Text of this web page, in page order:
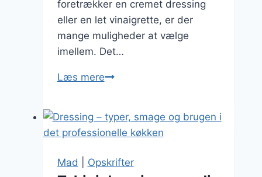
foretrækker en cremet dressing
eller en let vinaigrette, er der
mange muligheder at vælge
imellem. Det…
Læs mereDressing
med
ekstra
Mad Opskrifter